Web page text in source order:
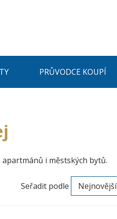
PRŮVODCE KOUPÍ
i městských bytů.
Seřadit podle